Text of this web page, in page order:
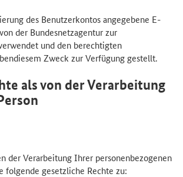
des Benutzerkontos angegebene E-
der Bundesnetzagentur zur
und den berechtigten
Zweck zur Verfügung gestellt.
als von der Verarbeitung
der Verarbeitung Ihrer personenbezogenen
folgende gesetzliche Rechte zu: